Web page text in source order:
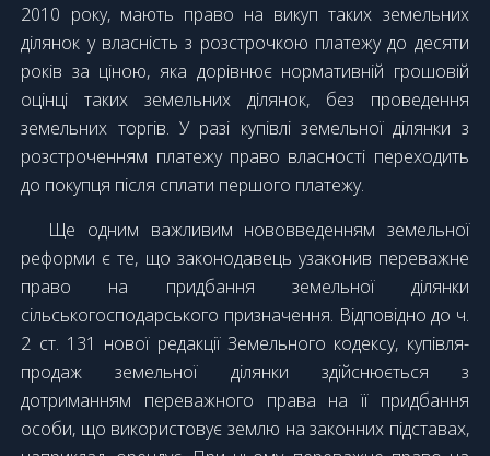
2010 року, мають право на викуп таких земельних
ділянок у власність з розстрочкою платежу до десяти
років за ціною, яка дорівнює нормативній грошовій
оцінці таких земельних ділянок, без проведення
земельних торгів. У разі купівлі земельної ділянки з
розстроченням платежу право власності переходить
до покупця після сплати першого платежу.
Ще одним важливим нововведенням земельної
реформи є те, що законодавець узаконив переважне
право на придбання земельної ділянки
сільськогосподарського призначення. Відповідно до ч.
2 ст. 131 нової редакції Земельного кодексу, купівля-
продаж земельної ділянки здійснюється з
дотриманням переважного права на її придбання
особи, що використовує землю на законних підставах,